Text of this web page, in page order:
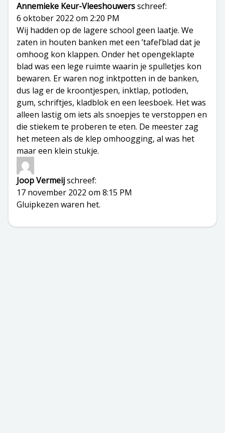
Annemieke Keur-Vleeshouwersschreef:
6 oktober 2022 om 2:20 PM
Wij hadden op de lagere school geen laatje. We
zaten in houten banken met een ’tafel’blad dat je
omhoog kon klappen. Onder het opengeklapte
blad was een lege ruimte waarin je spulletjes kon
bewaren. Er waren nog inktpotten in de banken,
dus lag er de kroontjespen, inktlap, potloden,
gum, schriftjes, kladblok en een leesboek. Het was
alleen lastig om iets als snoepjes te verstoppen en
die stiekem te proberen te eten. De meester zag
het meteen als de klep omhoogging, al was het
maar een klein stukje.
Joop Vermeijschreef:
17 november 2022 om 8:15 PM
Gluipkezen waren het.